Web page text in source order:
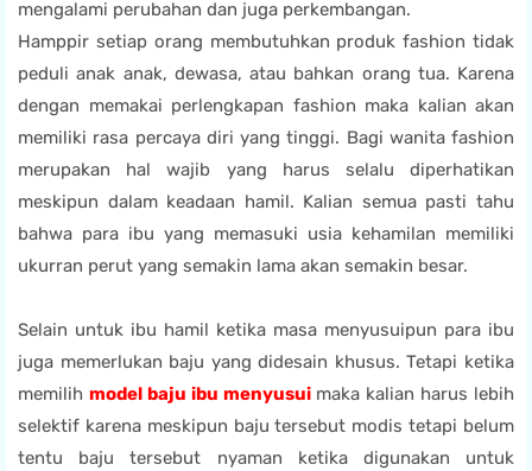
mengalami perubahan dan juga perkembangan.
Hamppir setiap orang membutuhkan produk fashion tidak
peduli anak anak, dewasa, atau bahkan orang tua. Karena
dengan memakai perlengkapan fashion maka kalian akan
memiliki rasa percaya diri yang tinggi. Bagi wanita fashion
merupakan hal wajib yang harus selalu diperhatikan
meskipun dalam keadaan hamil. Kalian semua pasti tahu
bahwa para ibu yang memasuki usia kehamilan memiliki
ukurran perut yang semakin lama akan semakin besar.
Selain untuk ibu hamil ketika masa menyusuipun para ibu
juga memerlukan baju yang didesain khusus. Tetapi ketika
memilih model baju ibu menyusuimaka kalian harus lebih
selektif karena meskipun baju tersebut modis tetapi belum
tentu baju tersebut nyaman ketika digunakan untuk